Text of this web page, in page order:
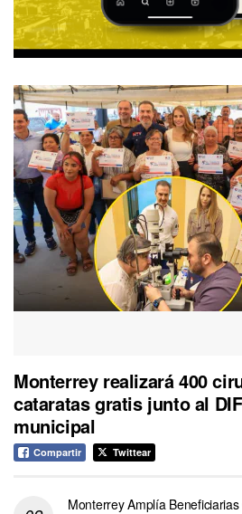
Monterrey realizará 400
cataratas gratis junto al DIF
municipal
Compartir Twittear
Monterrey Amplía